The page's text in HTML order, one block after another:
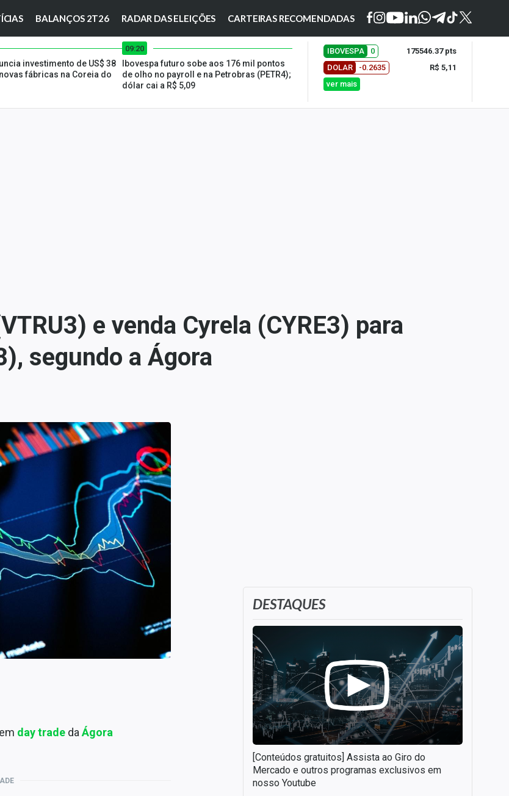
BALANÇOS 2T26 RADAR DAS ELEIÇÕES CARTEIRAS RECOMENDADAS
investimento de US$ 38
fábricas na Coreia do
09:20
Ibovespa futuro sobe aos 176 mil pontos
de olho no payroll e na Petrobras (PETR4);
dólar cai a R$ 5,09
IBOVESPA 0
175546.37 pts
DOLAR
-0.2635
R$ 5,11
ver mais
e venda Cyrela (CYRE3) para
segundo a Ágora
em day trade da Ágora
DESTAQUES
[Conteúdos gratuitos] Assista ao Giro do
Mercado e outros programas exclusivos em
nosso Youtube